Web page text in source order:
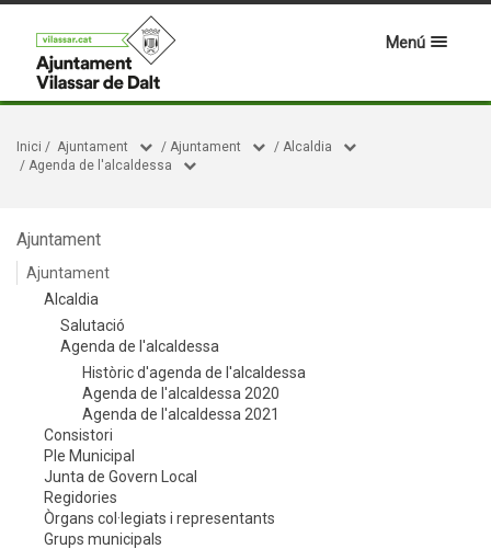
Menú
Inici / Ajuntament / Ajuntament / Alcaldia
/ Agenda de l'alcaldessa
Ajuntament
Ajuntament
Alcaldia
Salutació
Agenda de l'alcaldessa
Històric d'agenda de l'alcaldessa
Agenda de l'alcaldessa 2020
Agenda de l'alcaldessa 2021
Consistori
Ple Municipal
Junta de Govern Local
Regidories
Òrgans col·legiats i representants
Grups municipals